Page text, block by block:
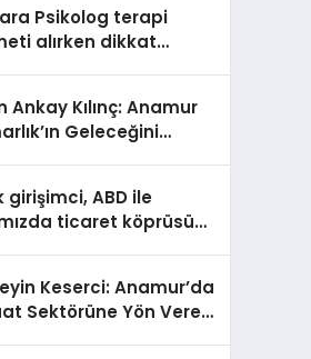
Psikolog terapi
alırken dikkat
Ankay Kılınç: Anamur
Geleceğini
girişimci, ABD ile
ticaret köprüsü
Keserci: Anamur’da
Sektörüne Yön Veren